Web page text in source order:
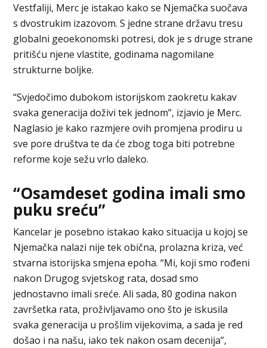
Vestfaliji, Merc je istakao kako se Njemačka suočava
s dvostrukim izazovom. S jedne strane državu tresu
globalni geoekonomski potresi, dok je s druge strane
pritišću njene vlastite, godinama nagomilane
strukturne boljke.
“Svjedočimo dubokom istorijskom zaokretu kakav
svaka generacija doživi tek jednom”, izjavio je Merc.
Naglasio je kako razmjere ovih promjena prodiru u
sve pore društva te da će zbog toga biti potrebne
reforme koje sežu vrlo daleko.
“Osamdeset godina imali smo
puku sreću”
Kancelar je posebno istakao kako situacija u kojoj se
Njemačka nalazi nije tek obična, prolazna kriza, već
stvarna istorijska smjena epoha. “Mi, koji smo rođeni
nakon Drugog svjetskog rata, dosad smo
jednostavno imali sreće. Ali sada, 80 godina nakon
završetka rata, proživljavamo ono što je iskusila
svaka generacija u prošlim vijekovima, a sada je red
došao i na našu, iako tek nakon osam decenija”,